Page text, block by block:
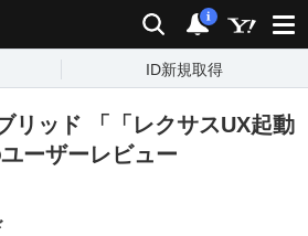
検索 通知
i
ID新規取得
リッド 「「レクサスUX起動
ーザーレビュー